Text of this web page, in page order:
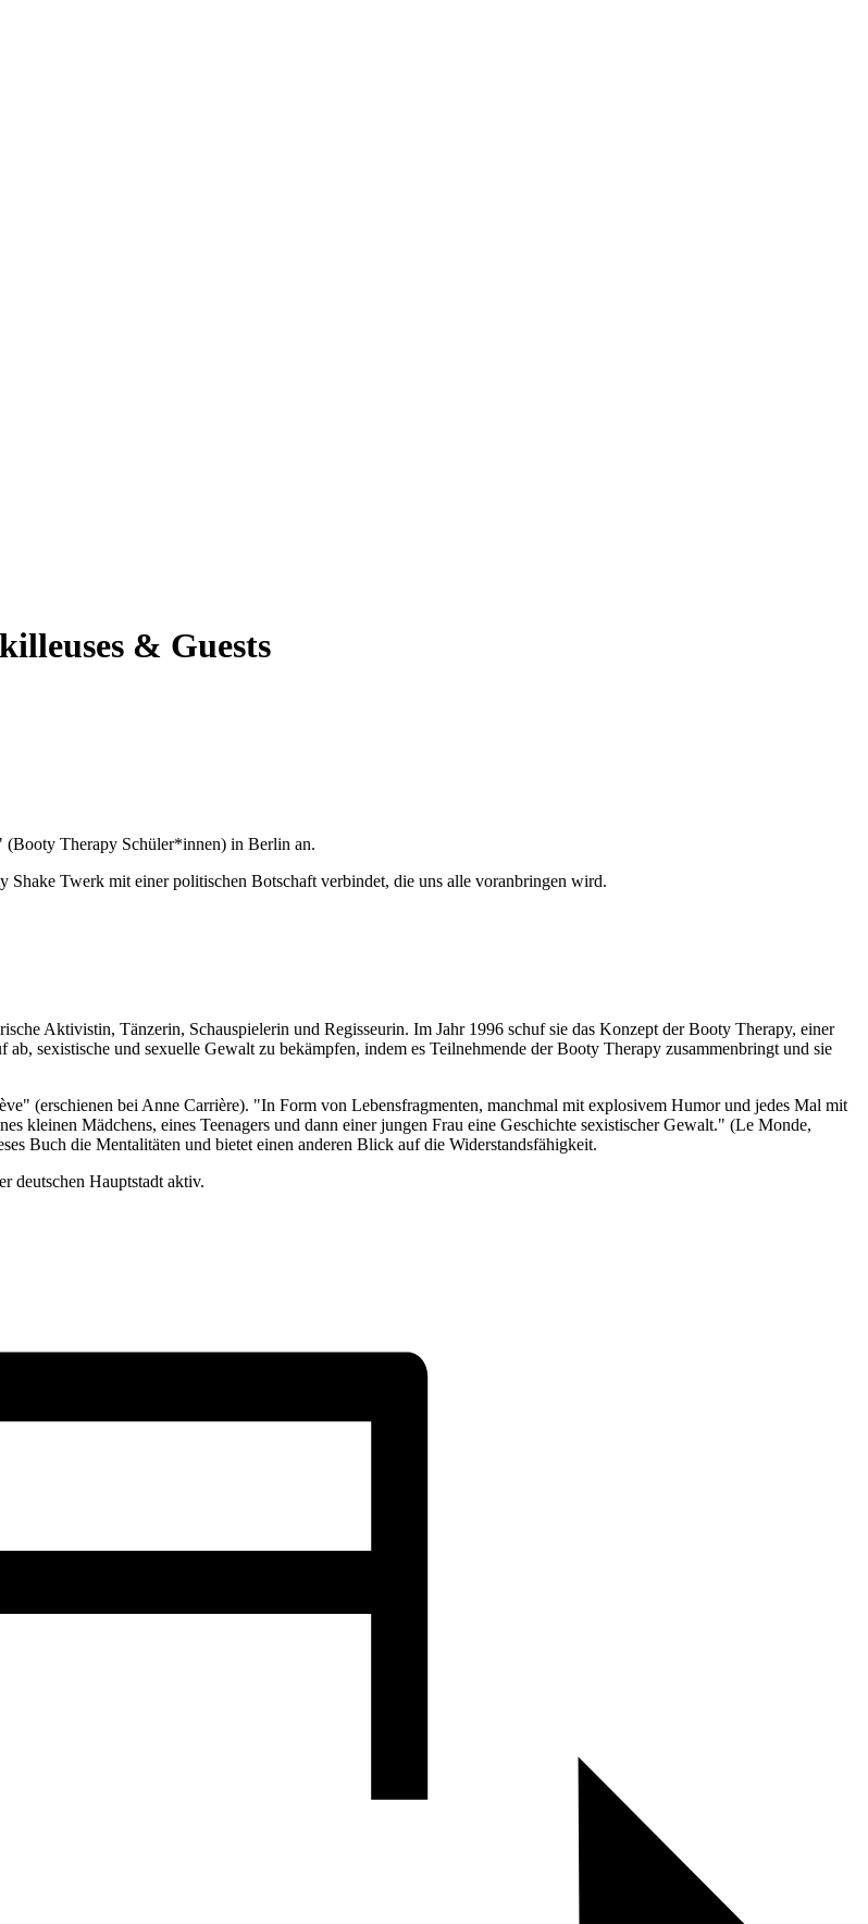
& Guests
Therapy Schüler*innen) in Berlin an.
Twerk mit einer politischen Botschaft verbindet, die uns alle voranbringen wird.
Aktivistin, Tänzerin, Schauspielerin und Regisseurin. Im Jahr 1996 schuf sie das Konzept der Booty Therapy, einer
sexistische und sexuelle Gewalt zu bekämpfen, indem es Teilnehmende der Booty Therapy zusammenbringt und sie
(erschienen bei Anne Carrière). "In Form von Lebensfragmenten, manchmal mit explosivem Humor und jedes Mal mit
kleinen Mädchens, eines Teenagers und dann einer jungen Frau eine Geschichte sexistischer Gewalt." (Le Monde,
Buch die Mentalitäten und bietet einen anderen Blick auf die Widerstandsfähigkeit.
deutschen Hauptstadt aktiv.